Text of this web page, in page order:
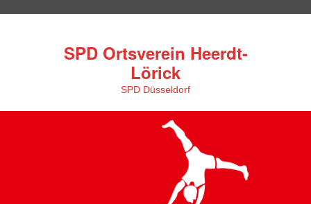
SPD Ortsverein Heerdt-
Lörick
SPD Düsseldorf